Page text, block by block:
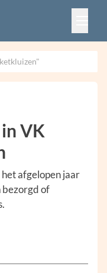
VK
afgelopen jaar
bezorgd of